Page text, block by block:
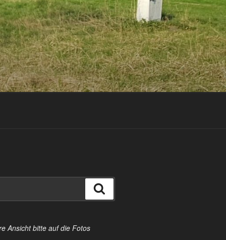
Ansicht bitte auf die Fotos